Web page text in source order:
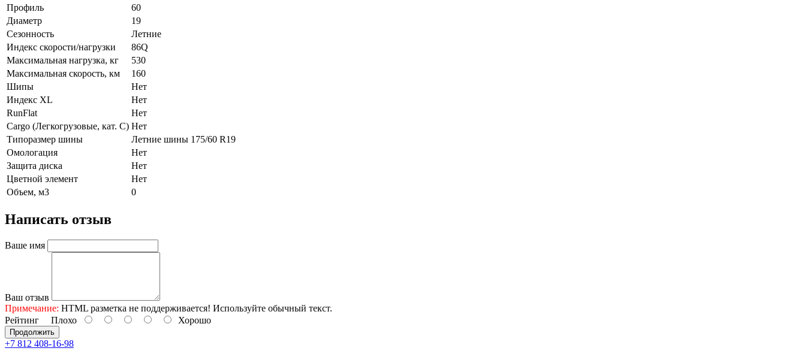
Профиль
60
Диаметр
19
Сезонность
Летние
Индекс скорости/нагрузки
86Q
Максимальная нагрузка, кг
530
Максимальная скорость, км
160
Шипы
Нет
Индекс XL
Нет
RunFlat
Нет
Cargo (Легкогрузовые, кат. С) Нет
Типоразмер шины
Летние шины 175/60 R19
Омологация
Нет
Защита диска
Нет
Цветной элемент
Нет
Объем, м3
0
Написать отзыв
Ваше имя
Ваш отзыв
Примечание: HTML разметка не поддерживается! Используйте обычный текст.
Рейтинг Плохо Хорошо
Продолжить
+7 812 408-16-98